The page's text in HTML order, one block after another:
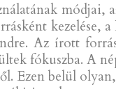
módjai,
kezelése,
Az írott
fókuszba. A
Ezen belül